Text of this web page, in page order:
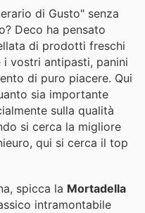
di Gusto" senza
Deco ha pensato
di prodotti freschi
vostri antipasti, panini
di puro piacere. Qui
sia importante
sulla qualità
si cerca la migliore
qui si cerca il top
spicca la Mortadella
intramontabile